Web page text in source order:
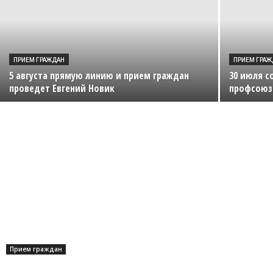
ПРИЕМ ГРАЖДАН
5 августа прямую линию и прием граждан
проведет Евгений Новик
ПРИЕМ
30 июля
Прием граждан